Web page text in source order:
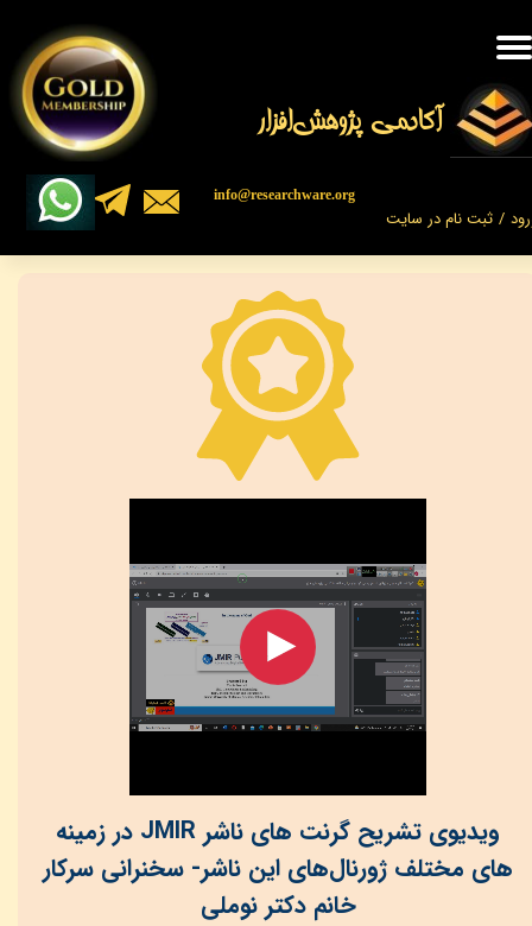
​​info@researchware.org
/ ثبت نام در سایت
حساب کاربری من
تغییر گذر واژه
سفارشات
خروج از حساب کاربری
​​​آکادمی پژوهش‌افزار
ویدیوی تشریح گرنت های ناشر JMIR در زمینه
های مختلف ژورنال‌های این ناشر- سخنرانی سرکار
خانم دکتر نوملی